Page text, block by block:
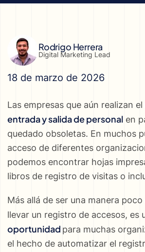
Rodrigo Herrera
Digital Marketing Lead
18 de marzo de 2026
Las empresas que aún realizan el
entrada y salida de personal en
quedado obsoletas. En muchos
acceso de diferentes
podemos encontrar hojas
libros de registro de visitas o
Más allá de ser una manera
llevar un registro de accesos, es
oportunidad para muchas
el hecho de automatizar el